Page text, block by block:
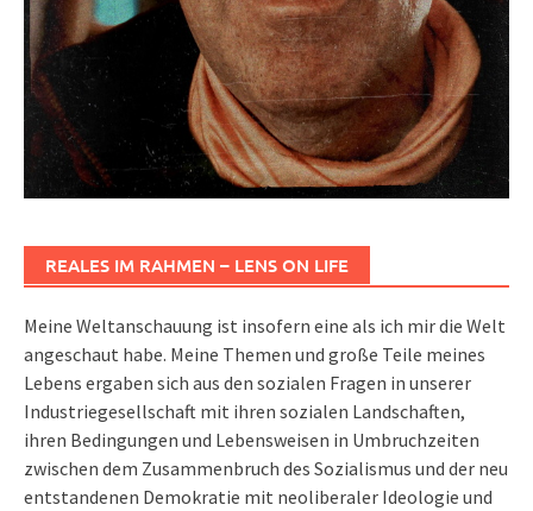
REALES IM RAHMEN – LENS ON LIFE
Meine Weltanschauung ist insofern eine als ich mir die Welt
angeschaut habe. Meine Themen und große Teile meines
Lebens ergaben sich aus den sozialen Fragen in unserer
Industriegesellschaft mit ihren sozialen Landschaften,
ihren Bedingungen und Lebensweisen in Umbruchzeiten
zwischen dem Zusammenbruch des Sozialismus und der neu
entstandenen Demokratie mit neoliberaler Ideologie und